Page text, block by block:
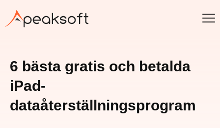
6 bästa gratis och betalda
iPad-
dataåterställningsprogram